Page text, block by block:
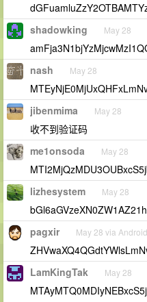
shadowking May 28
nash May 28
jibenmima May 28
收不到验证码
me1onsoda May 28
lizhesystem May 28
pagxir May 28 via Android
LamKingTak May 28